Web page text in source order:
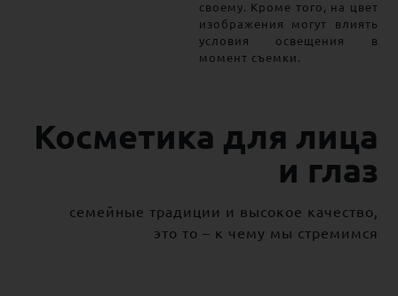
своему. Кроме того, на цвет
изображения могут влиять
условия освещения в
момент съемки.
Косметика для лица
и глаз
семейные традиции и высокое качество,
это то – к чему мы стремимся